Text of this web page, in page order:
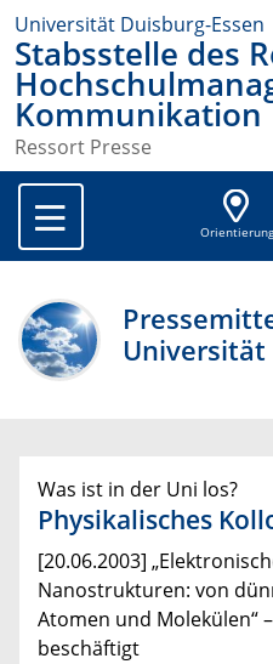
Universität Duisburg-Essen
Stabsstelle des
Kommunikation
Ressort Presse
Orientierung
Universität
Was ist in der Uni los?
Physikalisches
[20.06.2003]
Nanostrukturen: von
Atomen und Molekülen“
beschäftigt